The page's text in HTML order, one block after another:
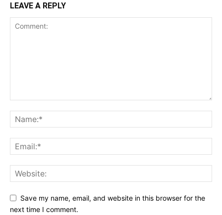
LEAVE A REPLY
Save my name, email, and website in this browser for the
next time I comment.